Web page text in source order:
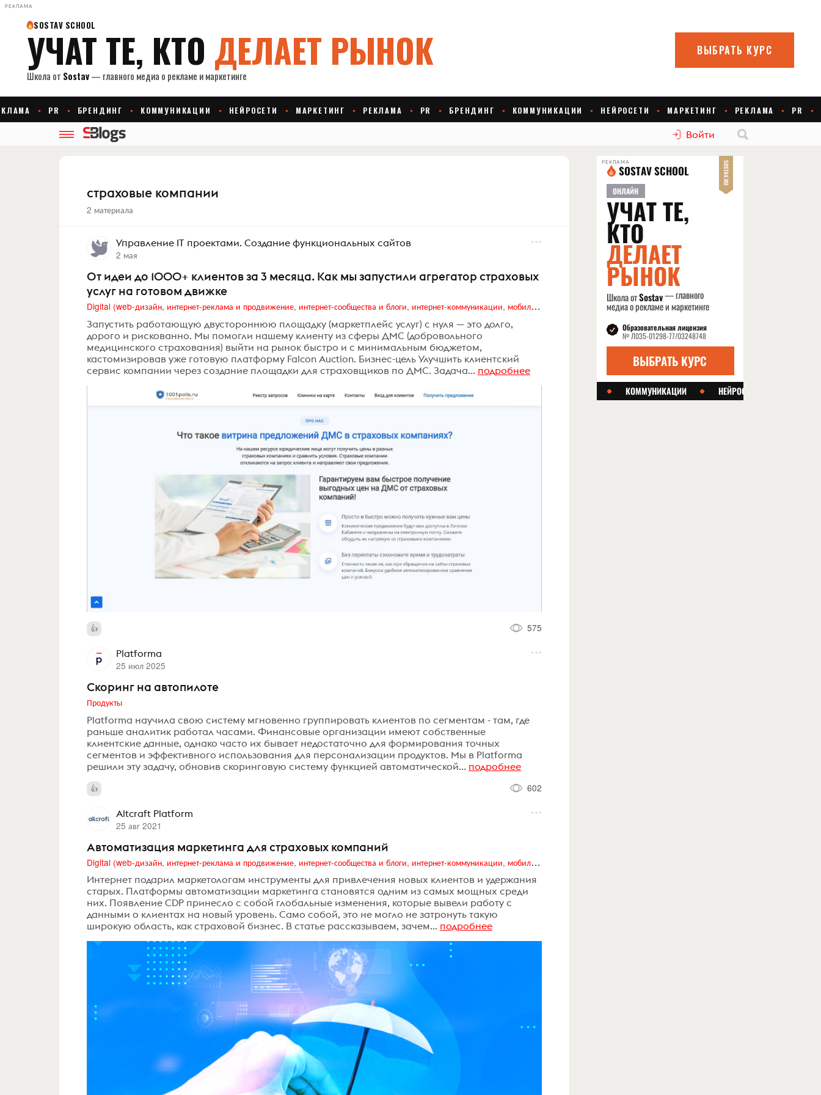
РЕКЛАМА
Войти
страховые компании
2 материала
Управление IT проектами. Создание функциональных сайтов
2 мая
От идеи до 1000+ клиентов за 3 месяца. Как мы запустили агрегатор страховых
услуг на готовом движке
Digital (web-дизайн, интернет-реклама и продвижение, интернет-сообщества и блоги, интернет-коммуникации, мобильный маркетинг, реклама на цифровых экранах)
Запустить работающую двустороннюю площадку (маркетплейс услуг) с нуля — это долго,
дорого и рискованно. Мы помогли нашему клиенту из сферы ДМС (добровольного
медицинского страхования) выйти на рынок быстро и с минимальным бюджетом,
кастомизировав уже готовую платформу Falcon Auction. Бизнес-цель Улучшить клиентский
сервис компании через создание площадки для страховщиков по ДМС. Задача... подробнее
575
Platforma
25 июл 2025
Скоринг на автопилоте
Продукты
Platforma научила свою систему мгновенно группировать клиентов по сегментам - там, где
раньше аналитик работал часами. Финансовые организации имеют собственные
клиентские данные, однако часто их бывает недостаточно для формирования точных
сегментов и эффективного использования для персонализации продуктов. Мы в Platforma
решили эту задачу, обновив скоринговую систему функцией автоматической... подробнее
602
Altcraft Platform
25 авг 2021
Автоматизация маркетинга для страховых компаний
Digital (web-дизайн, интернет-реклама и продвижение, интернет-сообщества и блоги, интернет-коммуникации, мобильный маркетинг, реклама на цифровых экранах)
Интернет подарил маркетологам инструменты для привлечения новых клиентов и удержания
старых. Платформы автоматизации маркетинга становятся одним из самых мощных среди
них. Появление CDP принесло с собой глобальные изменения, которые вывели работу с
данными о клиентах на новый уровень. Само собой, это не могло не затронуть такую
широкую область, как страховой бизнес. В статье рассказываем, зачем... подробнее
РЕКЛАМА